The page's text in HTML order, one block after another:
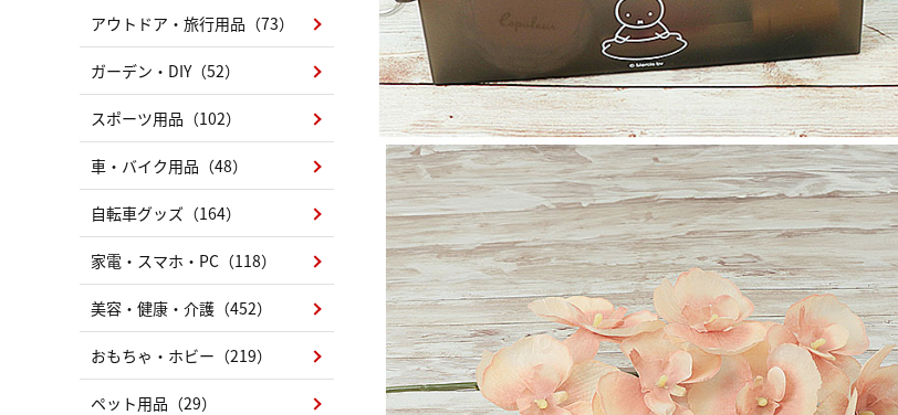
アウトドア・旅行用品（73）
ガーデン・DIY（52）
スポーツ用品（102）
車・バイク用品（48）
自転車グッズ（164）
家電・スマホ・PC（118）
美容・健康・介護（452）
おもちゃ・ホビー（219）
ペット用品（29）